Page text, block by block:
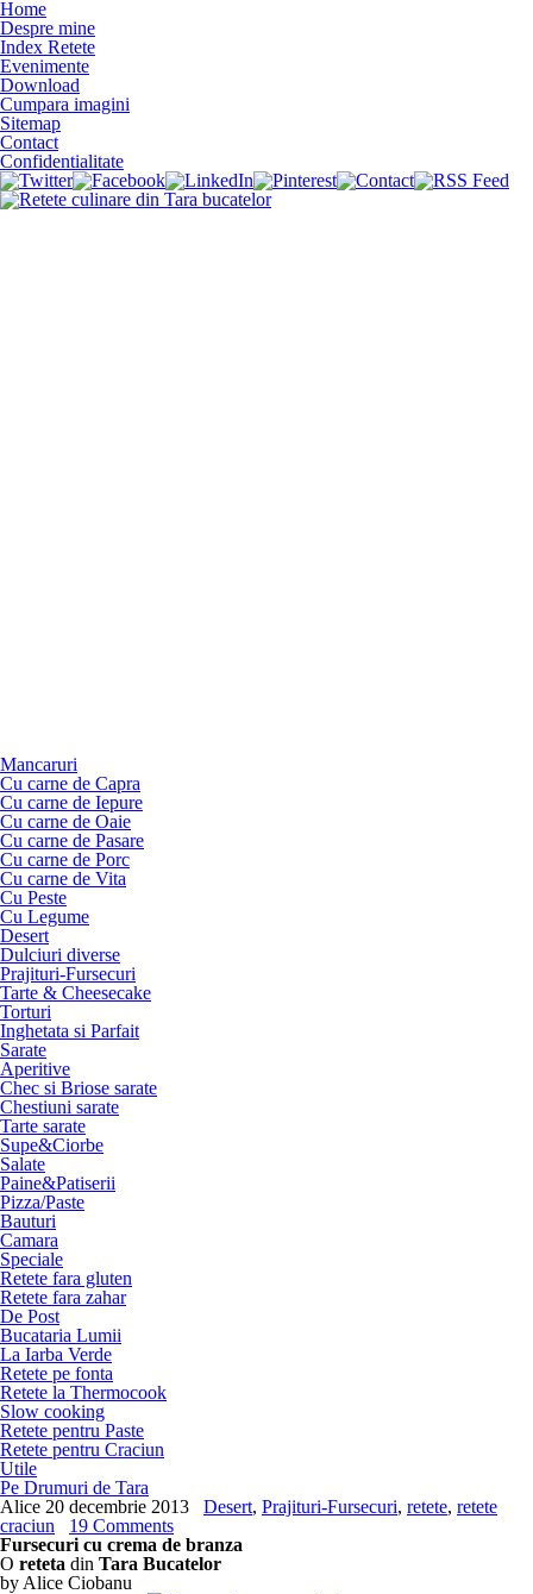
Home
Despre mine
Index Retete
Evenimente
Download
Cumpara imagini
Sitemap
Contact
Confidentialitate
Mancaruri
Cu carne de Capra
Cu carne de Iepure
Cu carne de Oaie
Cu carne de Pasare
Cu carne de Porc
Cu carne de Vita
Cu Peste
Cu Legume
Desert
Dulciuri diverse
Prajituri-Fursecuri
Tarte & Cheesecake
Torturi
Inghetata si Parfait
Sarate
Aperitive
Chec si Briose sarate
Chestiuni sarate
Tarte sarate
Supe&Ciorbe
Salate
Paine&Patiserii
Pizza/Paste
Bauturi
Camara
Speciale
Retete fara gluten
Retete fara zahar
De Post
Bucataria Lumii
La Iarba Verde
Retete pe fonta
Retete la Thermocook
Slow cooking
Retete pentru Paste
Retete pentru Craciun
Utile
Pe Drumuri de Tara
Alice 20 decembrie 2013 Desert, Prajituri-Fursecuri, retete, retete
craciun
19 Comments
Fursecuri cu crema de branza
O reteta din Tara Bucatelor
by Alice Ciobanu